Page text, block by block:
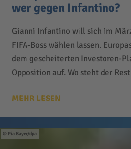
wer gegen Infantino?
Gianni Infantino will sich im
FIFA-Boss wählen lassen.
dem gescheiterten Investoren-
Opposition auf. Wo steht der
MEHR LESEN
Pia Bayer/dpa